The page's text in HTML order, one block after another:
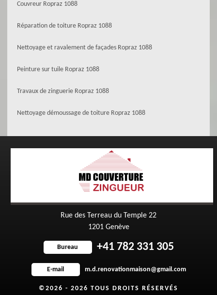
Couvreur Ropraz 1088
Réparation de toiture Ropraz 1088
Nettoyage et ravalement de façades Ropraz 1088
Peinture sur tuile Ropraz 1088
Travaux de zinguerie Ropraz 1088
Nettoyage démoussage de toiture Ropraz 1088
Rue des Terreau du Temple 22
1201 Genève
Bureau +41 782 331 305
E-mail m.d.renovationmaison@gmail.com
©2026 - 2026 TOUS DROITS RÉSERVÉS